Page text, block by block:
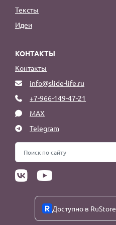
Тексты
Идеи
КОНТАКТЫ
Контакты
info@slide-life.ru
+7-966-149-47-21
MAX
Telegram
Доступно в RuStore